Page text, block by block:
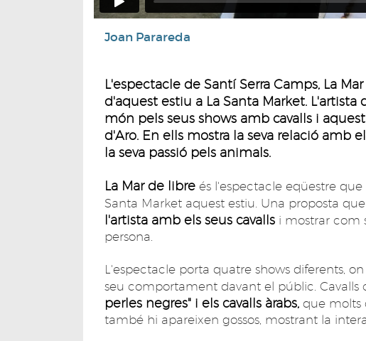
Joan Parareda
L'espectacle de Santí Serra Camps, La
d'aquest estiu a La Santa Market.
món pels seus shows amb cavalls i
d'Aro. En ells mostra la seva relació amb
la seva passió pels animals.
La Mar de libre és l'espectacle eqüestre
Santa Market aquest estiu. Una proposta
l'artista amb els seus cavalls i mostrar com
persona.
L'espectacle porta quatre shows diferents,
seu comportament davant el públic. Cavalls
perles negres" i els cavalls àrabs, que molts
també hi apareixen gossos, mostrant la